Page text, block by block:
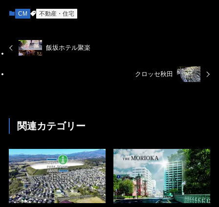
CM 不動産・住宅
飯坂ホテル聚楽
クロッセ秋田
関連カテゴリー